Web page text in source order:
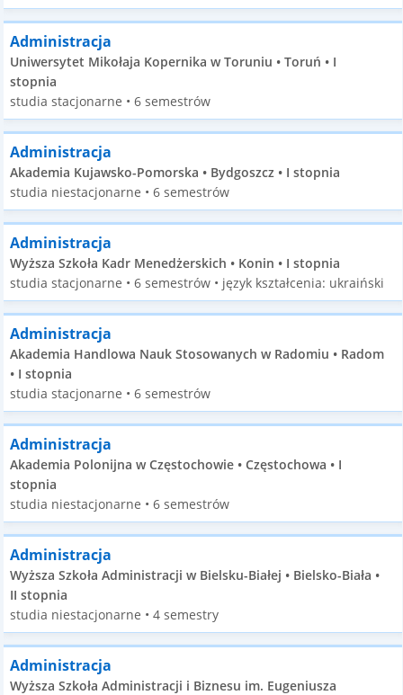
Administracja
Uniwersytet Mikołaja Kopernika w Toruniu • Toruń • I
stopnia
studia stacjonarne • 6 semestrów
Administracja
Akademia Kujawsko-Pomorska • Bydgoszcz • I stopnia
studia niestacjonarne • 6 semestrów
Administracja
Wyższa Szkoła Kadr Menedżerskich • Konin • I stopnia
studia stacjonarne • 6 semestrów • język kształcenia: ukraiński
Administracja
Akademia Handlowa Nauk Stosowanych w Radomiu • Radom
• I stopnia
studia stacjonarne • 6 semestrów
Administracja
Akademia Polonijna w Częstochowie • Częstochowa • I
stopnia
studia niestacjonarne • 6 semestrów
Administracja
Wyższa Szkoła Administracji w Bielsku-Białej • Bielsko-Biała •
II stopnia
studia niestacjonarne • 4 semestry
Administracja
Wyższa Szkoła Administracji i Biznesu im. Eugeniusza